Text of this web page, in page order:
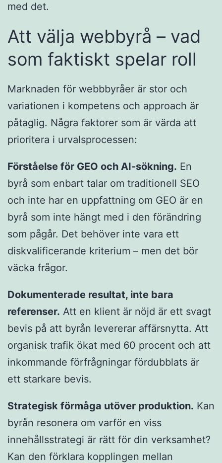
med det.
Att välja webbyrå – vad
som faktiskt spelar roll
Marknaden för webbbyråer är stor och
variationen i kompetens och approach är
påtaglig. Några faktorer som är värda att
prioritera i urvalsprocessen:
Förståelse för GEO och AI-sökning. En
byrå som enbart talar om traditionell SEO
och inte har en uppfattning om GEO är en
byrå som inte hängt med i den förändring
som pågår. Det behöver inte vara ett
diskvalificerande kriterium – men det bör
väcka frågor.
Dokumenterade resultat, inte bara
referenser. Att en klient är nöjd är ett svagt
bevis på att byrån levererar affärsnytta. Att
organisk trafik ökat med 60 procent och att
inkommande förfrågningar fördubblats är
ett starkare bevis.
Strategisk förmåga utöver produktion. Kan
byrån resonera om varför en viss
innehållsstrategi är rätt för din verksamhet?
Kan den förklara kopplingen mellan